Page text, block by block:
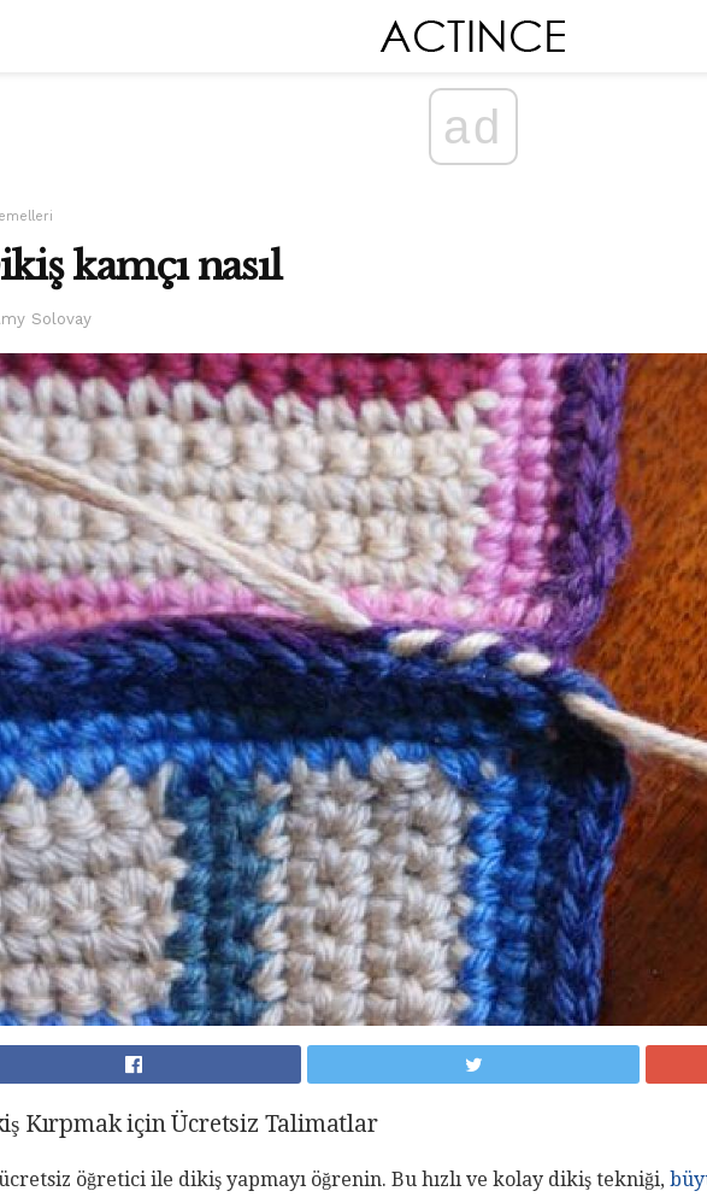
ad
kamçı nasıl
Solovay
Kırpmak için Ücretsiz Talimatlar
öğretici ile dikiş yapmayı öğrenin. Bu hızlı ve kolay dikiş tekniği,